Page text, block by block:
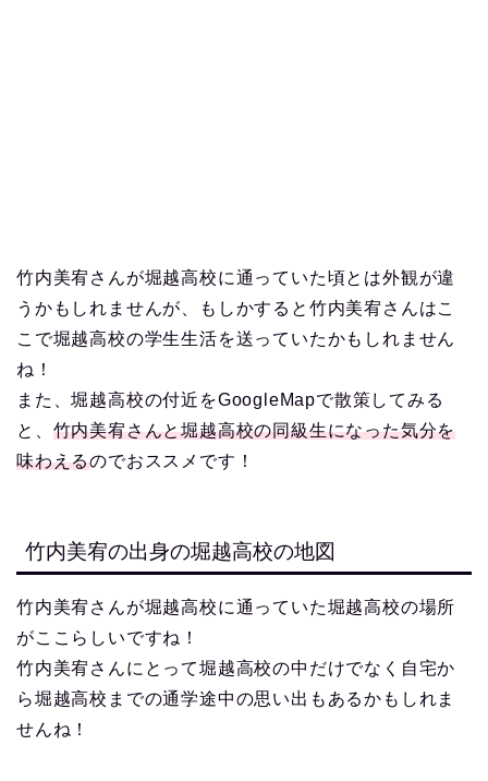
竹内美宥さんが堀越高校に通っていた頃とは外観が違
うかもしれませんが、もしかすると竹内美宥さんはこ
こで堀越高校の学生生活を送っていたかもしれません
ね！
また、堀越高校の付近をGoogleMapで散策してみる
と、 竹内美宥さんと堀越高校の同級生になった気分を
味わえるのでおススメです！
竹内美宥の出身の堀越高校の地図
竹内美宥さんが堀越高校に通っていた堀越高校の場所
がここらしいですね！
竹内美宥さんにとって堀越高校の中だけでなく自宅か
ら堀越高校までの通学途中の思い出もあるかもしれま
せんね！